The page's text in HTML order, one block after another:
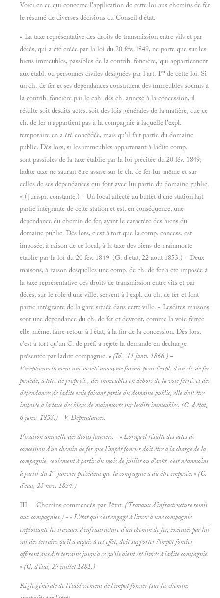
Voici en ce qui concerne l'application de cette loi aux chemins de fer
le résumé de diverses décisions du Conseil d'état.
« La taxe représentative des droits de transmission entre vifs et par
décès, qui a été créée par la loi du 20 fév. 1849, ne porte que sur les
biens immeubles, passibles de la contrib. foncière, qui appartiennent
aux établ. ou personnes civiles désignées par l'art. 1er de cette loi. Si
un ch. de fer et ses dépendances constituent des immeubles soumis à
la contrib. foncière par le cah. des ch. annexé à la concession, il
résulte soit desdits actes, soit des lois générales de la matière, que ce
ch. de fer n'appartient pas à la compagnie à laquelle l'expl.
temporaire en a été concédée, mais qu'il fait partie du domaine
public. Dès lors, si les immeubles appartenant à ladite comp.
sont passibles de la taxe établie par la loi précitée du 20 fév. 1849,
ladite taxe ne saurait être assise sur le ch. de fer lui-même et sur
celles de ses dépendances qui font avec lui partie du domaine public.
» (Jurispr. constante.) - Un local affecté au buffet d'une station fait
partie intégrante de cette station et est, en conséquence, une
dépendance du chemin de fer, ayant le caractère des biens du
domaine publie. Dès lors, c'est à tort que la comp. concess. est
imposée, à raison de ce local, à la taxe des biens de mainmorte
établie par la loi du 20 fév. 1849. (G. d'état, 22 août 1853.) - Deux
maisons, à raison desquelles une comp. de ch. de fer a été imposée à
la taxe représentative des droits de transmission entre vifs et par
décès, sur le rôle d'une ville, servent à l'expl. du ch. de fer et font
partie intégrante de la gare située dans cette ville. - Lesdites maisons
sont une dépendance du ch. de fer et devront, comme la voie ferrée
elle-même, faire retour à l'état, à la fin de la concession. Dès lors,
c'est à tort qu'un C. de préf. a rejeté la demande en décharge
présentée par ladite compagnie. » (Id., 11 janv. 1866.) -
Exceptionnellement une société anonyme formée pour l'expl. d'un ch. de fer
possède, à titre de propriét., des immeubles en dehors de la voie ferrée et des
dépendances de ladite voie faisant partie du domaine public, elle doit être
imposée à la taxe des biens de mainmorte sur lesdits immeubles. (C. d état,
6 janv. 1853.) - V.Dépendances.
Fixation annuelle des dioits fonciers. - « Lorsqu'il résulte des actes de
concession d'un chemin de fer que l'impôt foncier doit être à la charge de la
compagnie, seulement à partir du mois de juillet ou d'août, c'est néanmoins
à partir du 1er janvier précédent que la compagnie a dû être imposée. » (C.
d'état, 23 nov. 1854.)
III. Chemins commencés par l'êtat. (Travaux d'infrastructure remis
aux compagnies.) - « L'état qui s'est engagé à livrer à une compagnie
exploitante les travaux d'infrastructure d'un chemin de fer, exécutés par lui
sur des terrains qu'il a acquis à cet effet, doit supporter l'impôt foncier
afférent auxdits terrains jusqu'à ce qu'ils aient été livrés à ladite compagnie.
» (G. d'état, 29 juillet 1881.)
Règle générale de l'établissement de l'impôt foncier (sur les chemins